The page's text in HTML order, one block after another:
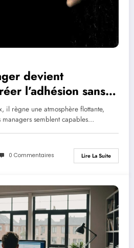
devient
l’adhésion sans
il règne une atmosphère flottante,
semblent capables…
0 Commentaires Lire La Suite